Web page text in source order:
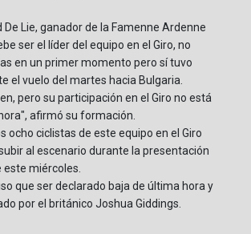
De Lie, ganador de la Famenne Ardenne
ser el líder del equipo en el Giro, no
en un primer momento pero sí tuvo
el vuelo del martes hacia Bulgaria.
pero su participación en el Giro no está
afirmó su formación.
ocho ciclistas de este equipo en el Giro
al escenario durante la presentación
miércoles.
que ser declarado baja de última hora y
por el británico Joshua Giddings.